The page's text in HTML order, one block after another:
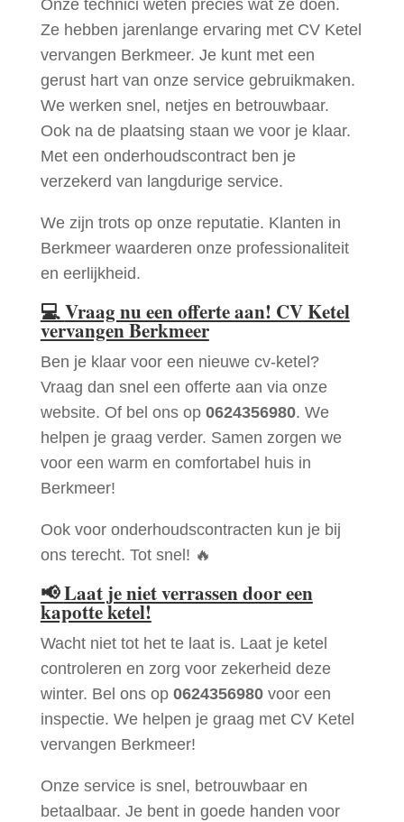
Onze technici weten precies wat ze doen.
Ze hebben jarenlange ervaring met CV Ketel
vervangen Berkmeer. Je kunt met een
gerust hart van onze service gebruikmaken.
We werken snel, netjes en betrouwbaar.
Ook na de plaatsing staan we voor je klaar.
Met een onderhoudscontract ben je
verzekerd van langdurige service.
We zijn trots op onze reputatie. Klanten in
Berkmeer waarderen onze professionaliteit
en eerlijkheid.
💻Vraag nu een offerte aan! CV Ketel
vervangen Berkmeer
Ben je klaar voor een nieuwe cv-ketel?
Vraag dan snel een offerte aan via onze
website. Of bel ons op 0624356980. We
helpen je graag verder. Samen zorgen we
voor een warm en comfortabel huis in
Berkmeer!
Ook voor onderhoudscontracten kun je bij
ons terecht. Tot snel! 🔥
📢Laat je niet verrassen door een
kapotte ketel!
Wacht niet tot het te laat is. Laat je ketel
controleren en zorg voor zekerheid deze
winter. Bel ons op 0624356980voor een
inspectie. We helpen je graag met CV Ketel
vervangen Berkmeer!
Onze service is snel, betrouwbaar en
betaalbaar. Je bent in goede handen voor